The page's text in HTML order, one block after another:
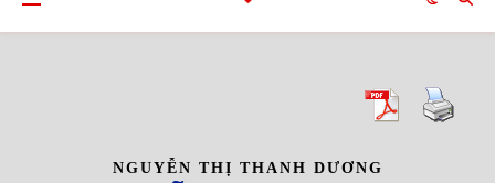
NGUYỄN THỊ THANH DƯƠNG